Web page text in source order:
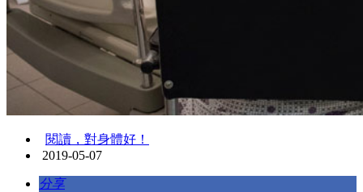
閱讀，對身體好！
2019-05-07
分享